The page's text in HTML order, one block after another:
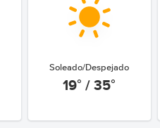
Soleado/Despejado
19° / 35°